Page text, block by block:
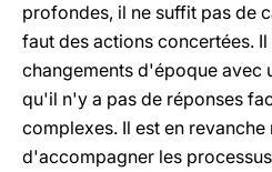
profondes, il ne suffit pas de
faut des actions concertées.
changements d'époque avec
qu'il n'y a pas de réponses
complexes. Il est en revanche
d'accompagner les